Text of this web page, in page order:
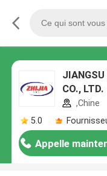
CO., LTD.
,Chine
5.0
Appelle